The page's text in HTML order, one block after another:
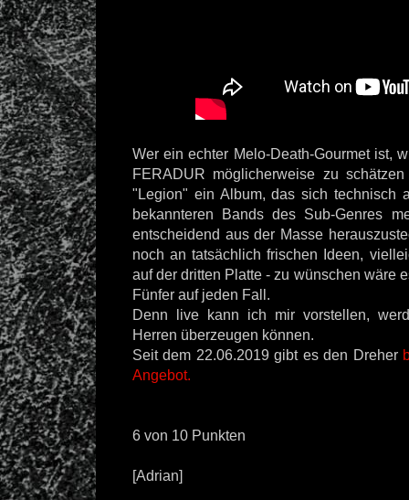
Wer ein echter Melo-Death-Gourmet ist,
FERADUR möglicherweise zu
"Legion" ein Album, das sich technisch
bekannteren Bands des Sub-Genres
entscheidend aus der Masse
noch an tatsächlich frischen Ideen,
auf der dritten Platte - zu wünschen wäre
Fünfer auf jeden Fall.
Denn live kann ich mir vorstellen,
Herren überzeugen können.
Seit dem 22.06.2019 gibt es den Dreher
Angebot.
6 von 10 Punkten
[Adrian]